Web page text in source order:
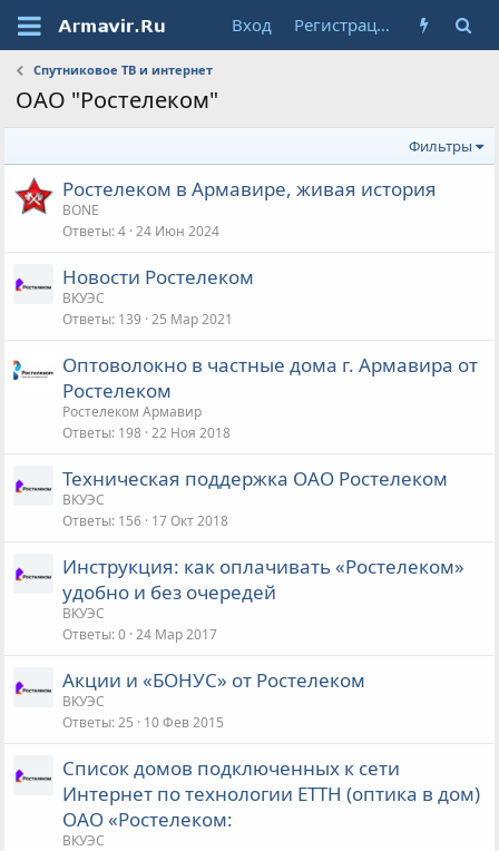
Вход Регистрация
Спутниковое ТВ и интернет
ОАО "Ростелеком"
Фильтры
Ростелеком в Армавире, живая история
BONE
Ответы 4 24 Июн 2024
Новости Ростелеком
ВКУЭС
Ответы 139 25 Мар 2021
Оптоволокно в частные дома г. Армавира от
Ростелеком
Ростелеком Армавир
Ответы 198 22 Ноя 2018
Техническая поддержка ОАО Ростелеком
ВКУЭС
Ответы 156 17 Окт 2018
Инструкция: как оплачивать «Ростелеком»
удобно и без очередей
ВКУЭС
Ответы 0 24 Мар 2017
Акции и «БОНУС» от Ростелеком
ВКУЭС
Ответы 25 10 Фев 2015
Список домов подключенных к сети
Интернет по технологии ETTH (оптика в дом)
ОАО «Ростелеком:
ВКУЭС